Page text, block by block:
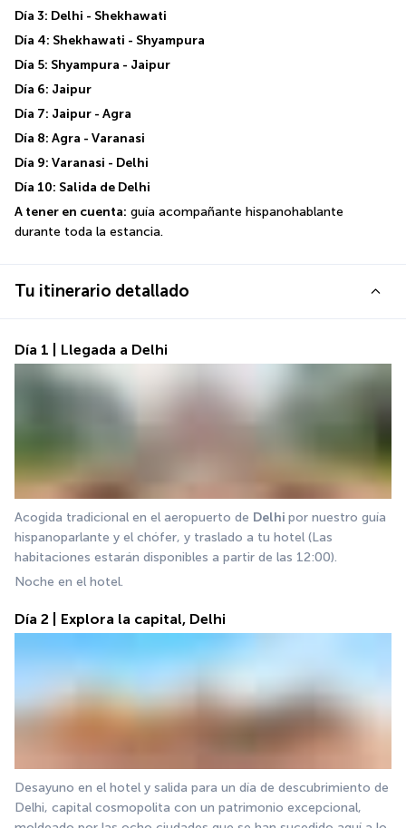
Día 3: Delhi - Shekhawati
Día 4: Shekhawati - Shyampura
Día 5: Shyampura - Jaipur
Día 6: Jaipur
Día 7: Jaipur - Agra
Día 8: Agra - Varanasi
Día 9: Varanasi - Delhi
Día 10: Salida de Delhi
A tener en cuenta: guía acompañante hispanohablante
durante toda la estancia.
Tu itinerario detallado
Día 1 | Llegada a Delhi
Acogida tradicional en el aeropuerto de Delhi por nuestro guía
hispanoparlante y el chófer, y traslado a tu hotel (Las
habitaciones estarán disponibles a partir de las 12:00).
Noche en el hotel.
Día 2 | Explora la capital, Delhi
Desayuno en el hotel y salida para un día de descubrimiento de
Delhi, capital cosmopolita con un patrimonio excepcional,